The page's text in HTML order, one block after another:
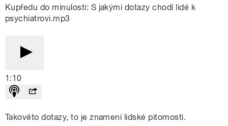
Kupředu do minulosti: S jakými dotazy chodí lidé k
psychiatrovi.mp3
1:10
Takovéto dotazy, to je znamení lidské pitomosti.